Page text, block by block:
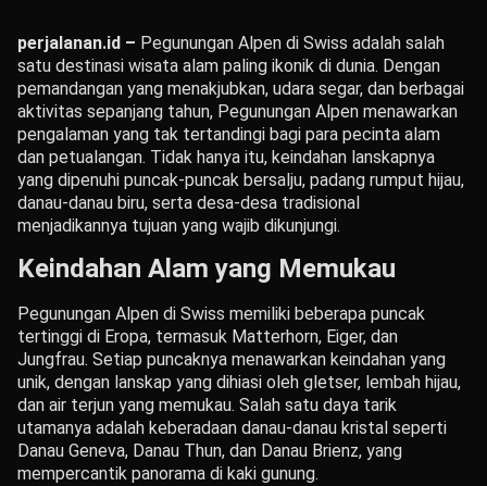
perjalanan.id – Pegunungan Alpen di Swiss adalah salah
satu destinasi wisata alam paling ikonik di dunia. Dengan
pemandangan yang menakjubkan, udara segar, dan berbagai
aktivitas sepanjang tahun, Pegunungan Alpen menawarkan
pengalaman yang tak tertandingi bagi para pecinta alam
dan petualangan. Tidak hanya itu, keindahan lanskapnya
yang dipenuhi puncak-puncak bersalju, padang rumput hijau,
danau-danau biru, serta desa-desa tradisional
menjadikannya tujuan yang wajib dikunjungi.
Keindahan Alam yang Memukau
Pegunungan Alpen di Swiss memiliki beberapa puncak
tertinggi di Eropa, termasuk Matterhorn, Eiger, dan
Jungfrau. Setiap puncaknya menawarkan keindahan yang
unik, dengan lanskap yang dihiasi oleh gletser, lembah hijau,
dan air terjun yang memukau. Salah satu daya tarik
utamanya adalah keberadaan danau-danau kristal seperti
Danau Geneva, Danau Thun, dan Danau Brienz, yang
mempercantik panorama di kaki gunung.